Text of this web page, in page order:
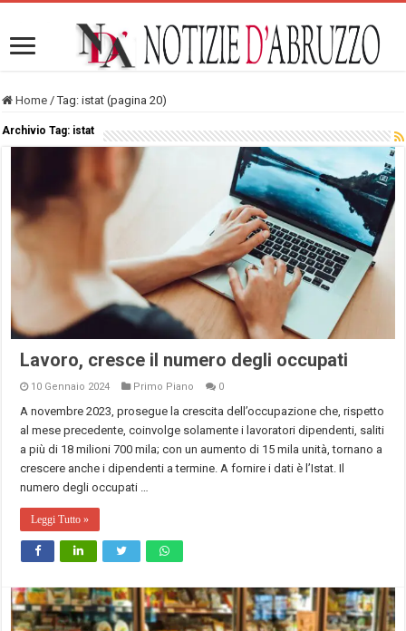
Home / Tag:istat (pagina 20)
Archivio Tag: istat
Lavoro, cresce il numero degli occupati
10 Gennaio 2024 Primo Piano 0
A novembre 2023, prosegue la crescita dell’occupazione che, rispetto
al mese precedente, coinvolge solamente i lavoratori dipendenti, saliti
a più di 18 milioni 700 mila; con un aumento di 15 mila unità, tornano a
crescere anche i dipendenti a termine. A fornire i dati è l’Istat. Il
numero degli occupati …
Leggi Tutto »